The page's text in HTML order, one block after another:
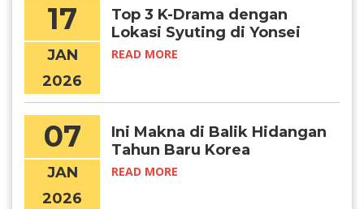
17
JAN
2026
Top 3 K-Drama dengan
Lokasi Syuting di Yonsei
University
READ MORE
07
JAN
2026
Ini Makna di Balik Hidangan
Tahun Baru Korea
READ MORE